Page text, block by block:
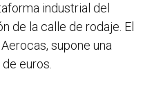
industrial del
de la calle de rodaje. El
supone una
euros.